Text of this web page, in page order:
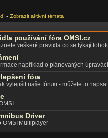
• Zobrazit aktivní témata
používání fóra OMSI.cz
veškeré pravidla co se týkají
například o plánovaných
fóra
vylepšit naše fórum - můžete to
Driver
OMSI Multiplayer